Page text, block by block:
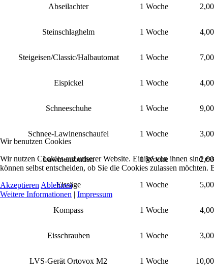
Abseilachter 1 Woche
Steinschlaghelm 1 Woche
Steigeisen/Classic/Halbautomat 1 Woche
Eispickel 1 Woche
Schneeschuhe 1 Woche
Schnee-Lawinenschaufel 1 Woche
Lawinensonden 1 Woche
Eissäge 1 Woche
Kompass 1 Woche
Eisschrauben 1 Woche
LVS-Gerät Ortovox M2 1 Woche
Wir benutzen Cookies
Wir nutzen Cookies auf unserer Website. Einige von ihnen sind
können selbst entscheiden, ob Sie die Cookies zulassen
Akzeptieren Ablehnen
Weitere Informationen | Impressum